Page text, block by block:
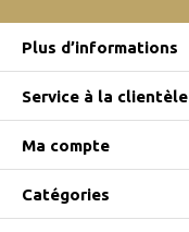
Plus d’informations
Service à la clientèle
Ma compte
Catégories